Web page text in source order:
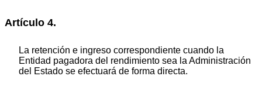
Artículo 4.
La retención e ingreso correspondiente cuando la
Entidad pagadora del rendimiento sea la Administración
del Estado se efectuará de forma directa.